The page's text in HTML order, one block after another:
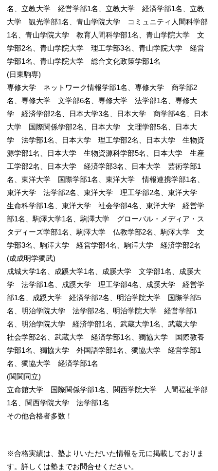
名、立教大学 経営学部1名、立教大学 経済学部1名、立教
大学 観光学部1名、青山学院大学 コミュニティ人間科学部
1名、青山学院大学 教育人間科学部1名、青山学院大学 文
学部2名、青山学院大学 理工学部3名、青山学院大学 経営
学部1名、青山学院大学 総合文化政策学部1名
(日東駒専)
専修大学 ネットワーク情報学部1名、専修大学 商学部2
名、専修大学 文学部6名、専修大学 法学部1名、専修大
学 経済学部2名、日本大学3名、日本大学 商学部4名、日本
大学 国際関係学部2名、日本大学 文理学部5名、日本大
学 法学部1名、日本大学 理工学部2名、日本大学 生物資
源学部1名、日本大学 生物資源科学部5名、日本大学 生産
工学部2名、日本大学 経済学部3名、日本大学 芸術学部1
名、東洋大学 国際学部1名、東洋大学 情報連携学部1名、
東洋大学 法学部2名、東洋大学 理工学部2名、東洋大学
生命科学部1名、東洋大学 社会学部4名、東洋大学 経営学
部1名、駒澤大学1名、駒澤大学 グローバル・メディア・ス
タディーズ学部1名、駒澤大学 仏教学部2名、駒澤大学 文
学部3名、駒澤大学 経営学部4名、駒澤大学 経済学部2名
(成成明学獨武)
成城大学1名、成蹊大学1名、成蹊大学 文学部1名、成蹊大
学 法学部1名、成蹊大学 理工学部4名、成蹊大学 経営学
部1名、成蹊大学 経済学部2名、明治学院大学 国際学部5
名、明治学院大学 法学部2名、明治学院大学 経営学部1
名、明治学院大学 経済学部1名、武蔵大学1名、武蔵大学
社会学部2名、武蔵大学 経済学部1名、獨協大学 国際教養
学部1名、獨協大学 外国語学部1名、獨協大学 経営学部1
名、獨協大学 経済学部1名
(関関同立)
立命館大学 国際関係学部1名、関西学院大学 人間福祉学部
1名、関西学院大学 法学部1名
その他合格者多数！
※合格実績は、塾よりいただいた情報を元に掲載しておりま
す。詳しくは塾までお問合せください。